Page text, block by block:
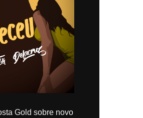
Gold sobre novo